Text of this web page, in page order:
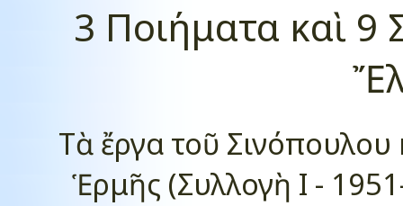
3 Ποιήματα καὶ 9
Τὰ ἔργα τοῦ
Ἑρμῆς (Συλλογὴ Ι -